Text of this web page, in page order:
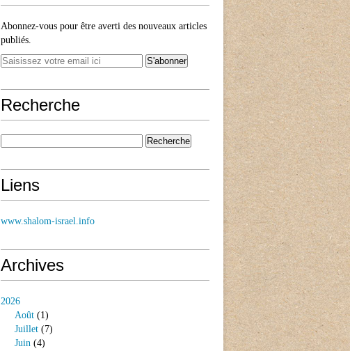
Abonnez-vous pour être averti des nouveaux articles
publiés.
Recherche
Liens
www.shalom-israel.info
Archives
2026
Août (1)
Juillet (7)
Juin (4)